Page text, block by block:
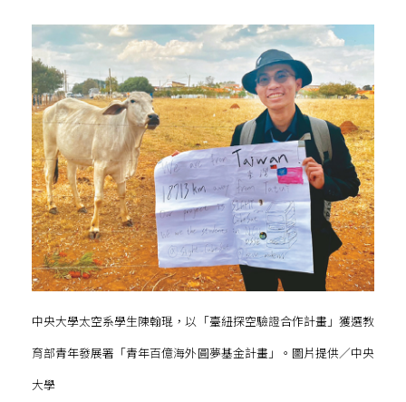
中央大學太空系學生陳翰琨，以「臺紐探空驗證合作計畫」獲選教
育部青年發展署「青年百億海外圓夢基金計畫」。圖片提供／中央
大學